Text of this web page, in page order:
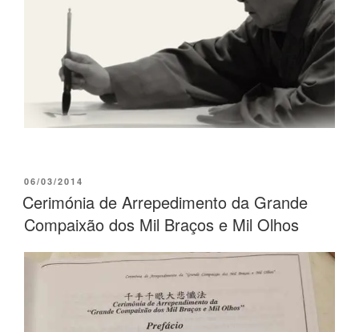
06/03/2014
Cerimónia de Arrepedimento da Grande
Compaixão dos Mil Braços e Mil Olhos